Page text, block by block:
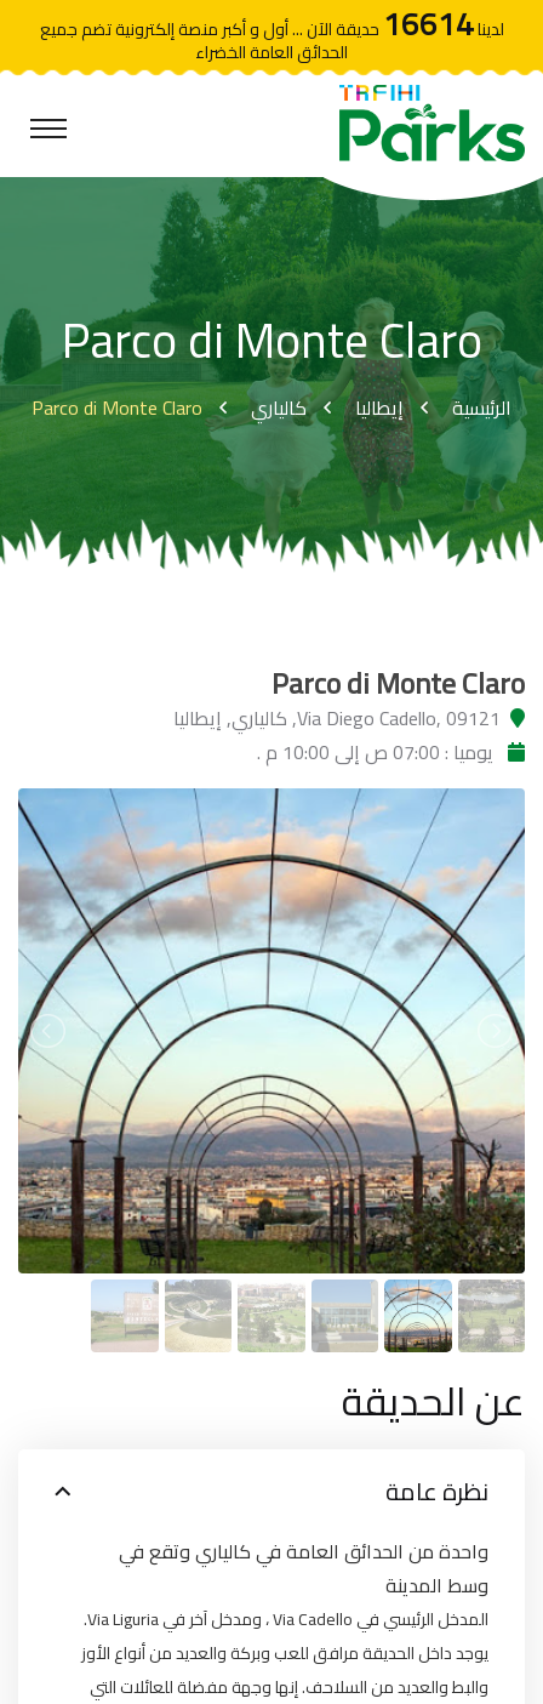
لدينا16614 حديقة الآن ... أول و أكبر منصة إلكترونية تضم جميع
الحدائق العامة الخضراء
Parco di Monte Claro
الرئيسية إيطاليا كالياري Parco di Monte Claro
Parco di Monte Claro
Via Diego Cadello, 09121, كالياري, إيطاليا
يوميا : 07:00 ص إلى 10:00 م .
عن الحديقة
نظرة عامة
واحدة من الحدائق العامة في كالياري وتقع في
وسط المدينة
المدخل الرئيسي في Via Cadello ، ومدخل آخر في Via Liguria.
يوجد داخل الحديقة مرافق للعب وبركة والعديد من أنواع الأوز
والبط والعديد من السلاحف. إنها وجهة مفضلة للعائلات التي